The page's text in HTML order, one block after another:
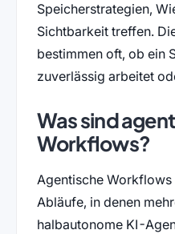
Speicherstrategien,
Sichtbarkeit treffen.
bestimmen oft, ob ein
zuverlässig arbeitet
Was sind
Workflows?
Agentische
Abläufe, in denen
halbautonome KI-